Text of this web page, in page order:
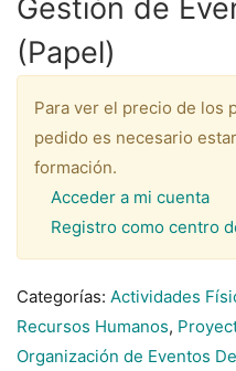
Gestión de
(Papel)
Para ver el precio de los
pedido es necesario
formación.
Acceder a mi cuenta
Registro como centro
Categorías: Actividades
Recursos Humanos,
Organización de Eventos